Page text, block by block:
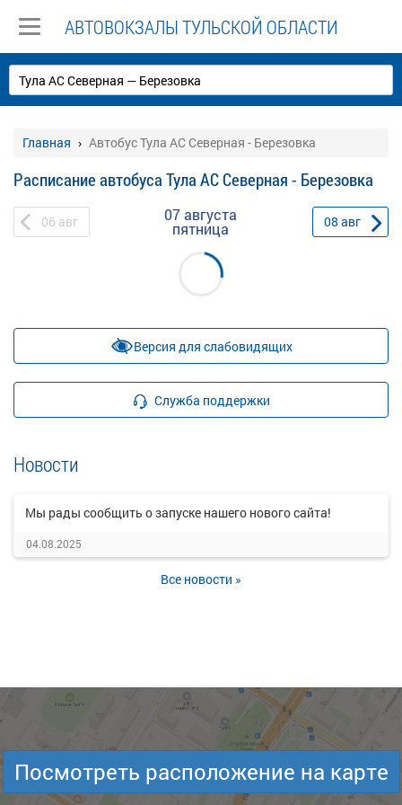
АВТОВОКЗАЛЫ ТУЛЬСКОЙ ОБЛАСТИ
Главная Автобус Тула АС Северная - Березовка
Расписание автобуса Тула АС Северная - Березовка
06 авг 07 августа
пятница 08 авг
Версия для слабовидящих
Служба поддержки
Новости
Мы рады сообщить о запуске нашего нового сайта!
04.08.2025
Все новости »
Посмотреть расположение на карте